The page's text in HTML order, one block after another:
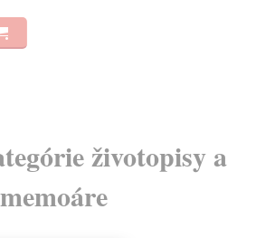
životopisy a
memoáre